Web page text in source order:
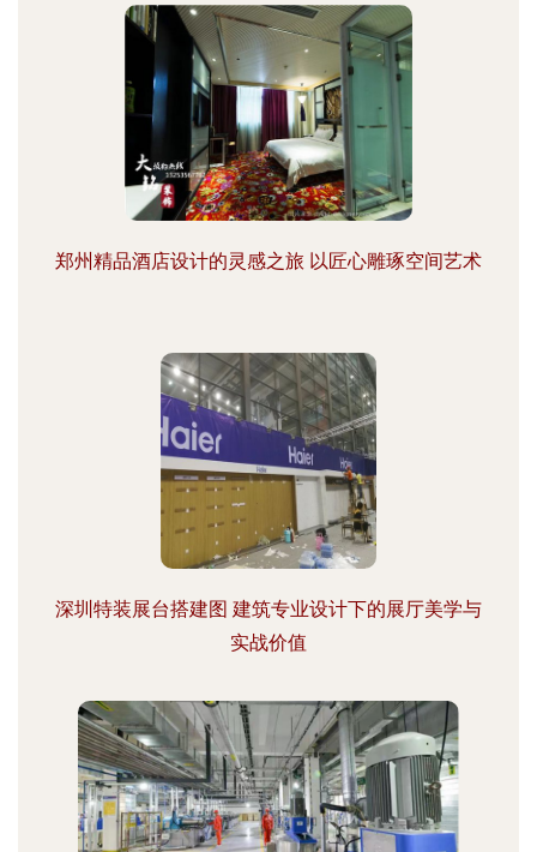
郑州精品酒店设计的灵感之旅 以匠心雕琢空间艺术
深圳特装展台搭建图 建筑专业设计下的展厅美学与
实战价值